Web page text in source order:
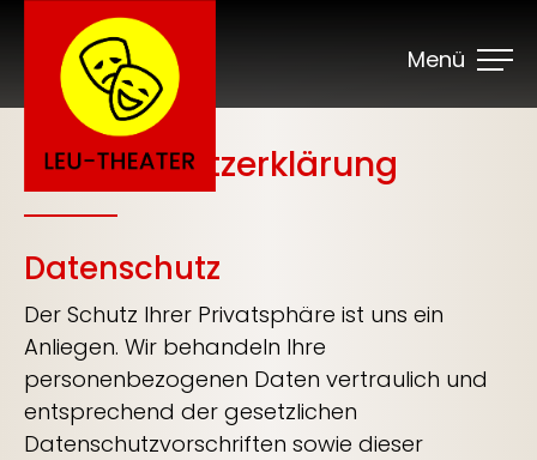
Menü
Datenschutzerklärung
Datenschutz
Der Schutz Ihrer Privatsphäre ist uns ein
Anliegen. Wir behandeln Ihre
personenbezogenen Daten vertraulich und
entsprechend der gesetzlichen
Datenschutzvorschriften sowie dieser